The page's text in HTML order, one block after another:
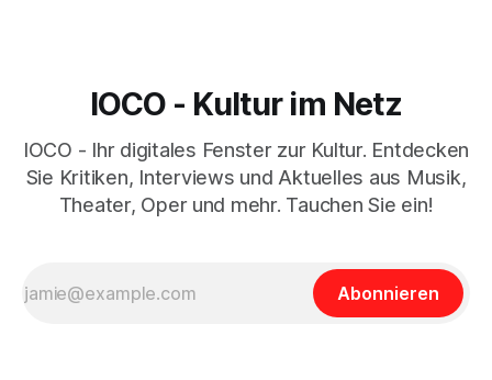
IOCO - Kultur im Netz
IOCO - Ihr digitales Fenster zur Kultur. Entdecken
Sie Kritiken, Interviews und Aktuelles aus Musik,
Theater, Oper und mehr. Tauchen Sie ein!
Abonnieren